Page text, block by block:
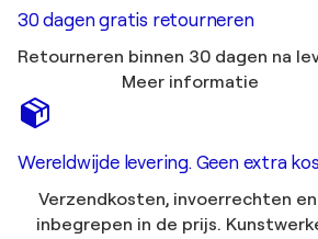
30 dagen gratis retourneren
Retourneren binnen 30 dagen na
Meer informatie
Wereldwijde levering. Geen extra
Verzendkosten, invoerrechten
inbegrepen in de prijs.